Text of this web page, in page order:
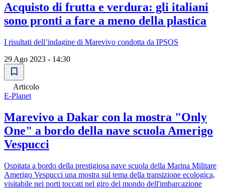
Acquisto di frutta e verdura: gli italiani
sono pronti a fare a meno della plastica
I risultati dell’indagine di Marevivo condotta da IPSOS
29 Ago 2023 - 14:30
Articolo
E-Planet
Marevivo a Dakar con la mostra "Only
One" a bordo della nave scuola Amerigo
Vespucci
Ospitata a bordo della prestigiosa nave scuola della Marina Militare
Amerigo Vespucci una mostra sul tema della transizione ecologica,
visitabile nei porti toccati nel giro del mondo dell'imbarcazione